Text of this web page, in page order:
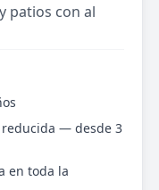
patios con al
reducida — desde 3
en toda la